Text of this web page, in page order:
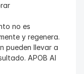
no es
y regenera.
pueden llevar a
APOB AI